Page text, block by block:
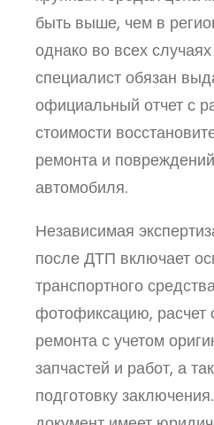
быть выше, чем в
однако во всех случаях
специалист обязан
официальный отчет с
стоимости
ремонта и повреждений
автомобиля.
Независимая
после ДТП включает
транспортного
фотофиксацию, расчет
ремонта с учетом
запчастей и работ, а
подготовку